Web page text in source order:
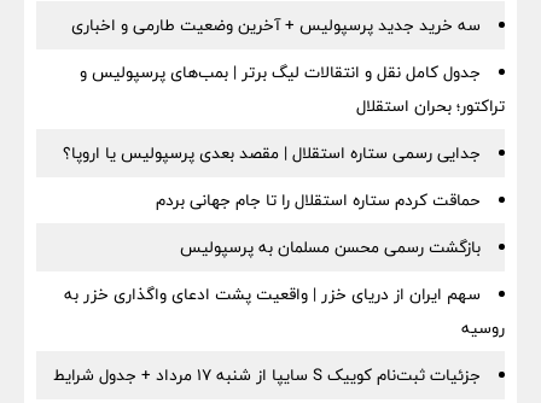
سه خرید جدید پرسپولیس + آخرین وضعیت طارمی و اخباری
جدول کامل نقل و انتقالات لیگ برتر | بمب‌های پرسپولیس و
تراکتور؛ بحران استقلال
جدایی رسمی ستاره استقلال | مقصد بعدی پرسپولیس یا اروپا؟
حماقت کردم ستاره استقلال را تا جام جهانی بردم
بازگشت رسمی محسن مسلمان به پرسپولیس
سهم ایران از دریای خزر | واقعیت پشت ادعای واگذاری خزر به
روسیه
جزئیات ثبت‌نام کوییک S سایپا از شنبه ۱۷ مرداد + جدول شرایط